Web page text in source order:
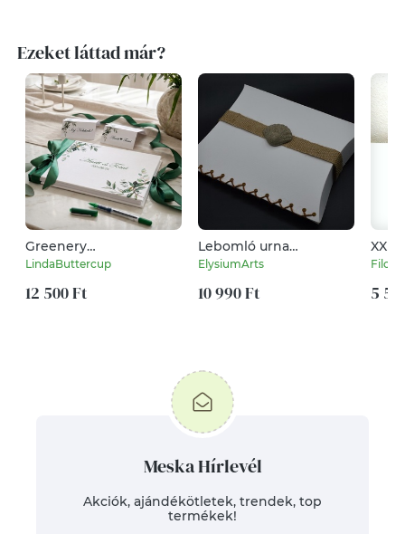
Ezeket láttad már?
Greenery
vendégkönyv, zöld
leveles, Esküvői
Vendégkönyv,
fotókönyv, emlékkönyv
LindaButtercup
12 500 Ft
Lebomló urna
szórópárna, bio urna
vízi szóró párna
urnakoporsó kis méret
akár kisállat, kutya
ElysiumArts
10 990 Ft
XXL
5
Meska Hírlevél
Akciók, ajándékötletek, trendek, top
termékek!